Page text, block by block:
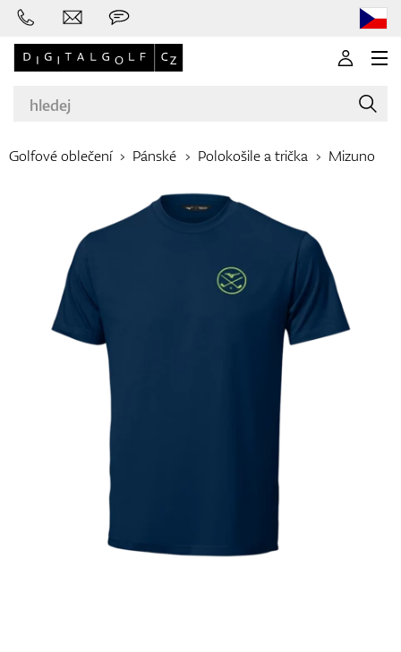
Značky
Golfové hole
Golfové oblečení Pánské Polokošile a trička Mizuno